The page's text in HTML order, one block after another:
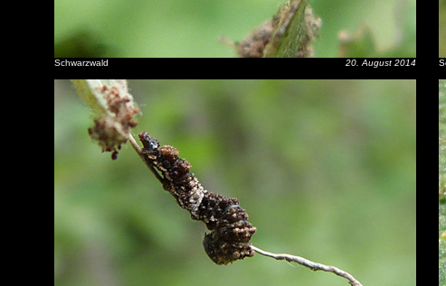
Schwarzwald 20. August 2014